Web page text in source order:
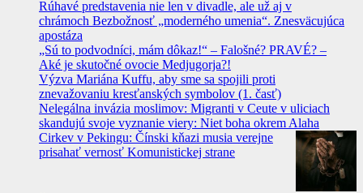
Rúhavé predstavenia nie len v divadle, ale už aj v
chrámoch Bezbožnosť „moderného umenia“. Znesväcujúca
apostáza
„Sú to podvodníci, mám dôkaz!“ – Falošné? PRAVÉ? –
Aké je skutočné ovocie Medjugorja?!
Výzva Mariána Kuffu, aby sme sa spojili proti
znevažovaniu kresťanských symbolov (1. časť)
Nelegálna invázia moslimov: Migranti v Ceute v uliciach
skandujú svoje vyznanie viery: Niet boha okrem Alaha
Cirkev v Pekingu: Čínski kňazi musia verejne
prisahať vernosť Komunistickej strane